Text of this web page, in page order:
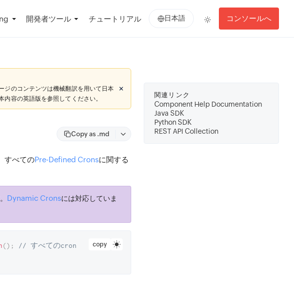
開発者ツール チュートリアル 日本語 コンソールへ
ジのコンテンツは機械翻訳を用いて日本
容の英語版を参照してください。
Copy as .md
すべてのPre-Defined Cronsに関する
Dynamic Cronsには対応していま
copy
() ;
// すべてのcron
関連リンク
Component Help Documentation
Java SDK
Python SDK
REST API Collection